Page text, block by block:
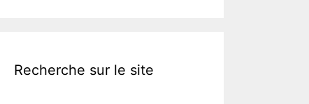
Recherche sur le site